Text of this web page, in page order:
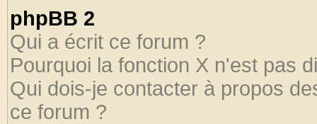
phpBB 2
Qui a écrit ce forum ?
Pourquoi la fonction X n'est pas
Qui dois-je contacter à propos
ce forum ?